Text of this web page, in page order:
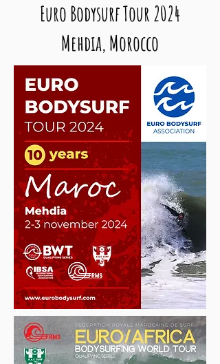
Euro Bodysurf Tour 2024
Mehdia, Morocco